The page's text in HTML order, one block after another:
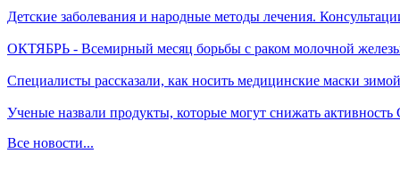
Детские заболевания и народные методы лечения.
ОКТЯБРЬ - Всемирный месяц борьбы с раком молочной
Специалисты рассказали, как носить медицинские маски зимой
Ученые назвали продукты, которые могут снижать
Все новости...